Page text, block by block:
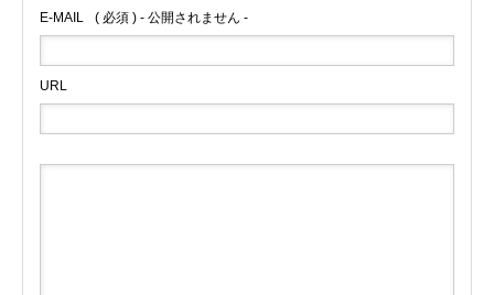
E-MAIL ( 必須 ) - 公開されません -
URL